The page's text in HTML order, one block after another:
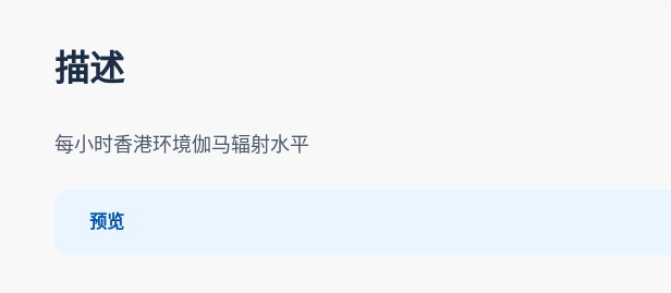
描述
每小时香港环境伽马辐射水平
预览